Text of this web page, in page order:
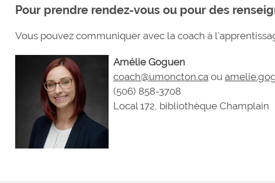
Pour prendre rendez-vous ou pour des
Vous pouvez communiquer avec la coach à
Amélie Goguen
coach@umoncton.ca ou
(506) 858-3708
Local 172, bibliothèque Champlain